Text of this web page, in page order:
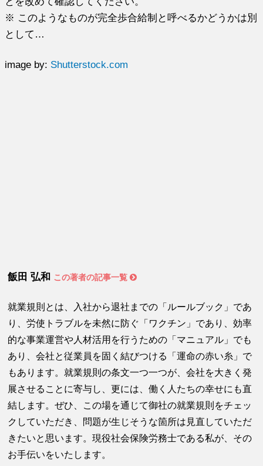
※ このようなものが完全歩合給制と呼べるかどうかは別
として…
image by: Shutterstock.com
飯田 弘和 この著者の記事一覧
就業規則とは、入社から退社までの「ルールブック」であ
り、労使トラブルを未然に防ぐ「ワクチン」であり、効率
的な事業運営や人材活用を行うための「マニュアル」でも
あり、会社と従業員を固く結びつける「運命の赤い糸」で
もあります。就業規則の条文一つ一つが、会社を大きく発
展させることに寄与し、更には、働く人たちの幸せにも直
結します。ぜひ、この場を通じて御社の就業規則をチェッ
クしていただき、問題が生じそうな箇所は見直していただ
きたいと思います。現役社会保険労務士である私が、その
お手伝いをいたします。